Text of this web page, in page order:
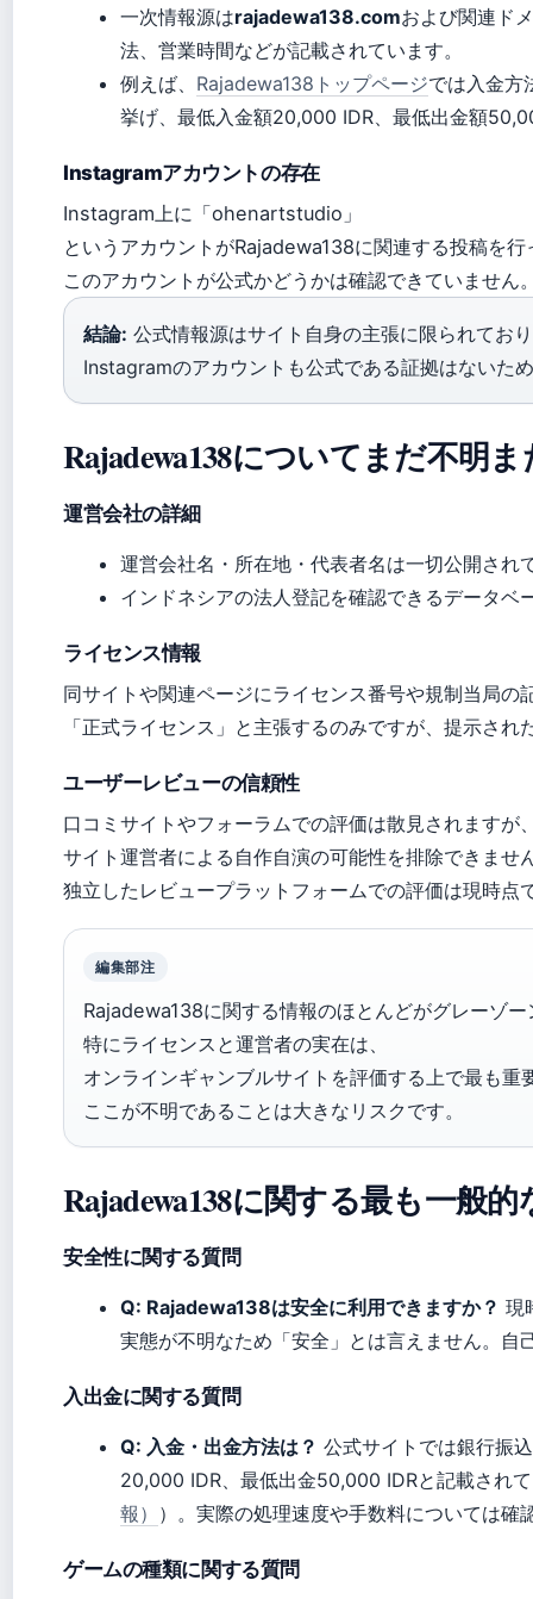
一次情報源はrajadewa138.comおよび関連ド
法、営業時間などが記載されています。
例えば、 Rajadewa138トップページでは入金方
挙げ、最低入金額20,000 IDR、最低出金額
Instagramアカウントの存在
Instagram上に「ohenartstudio」
というアカウントがRajadewa138に関連する投稿を
このアカウントが公式かどうかは確認できていません
結論: 公式情報源はサイト自身の主張に限られてお
Instagramのアカウントも公式である証拠はないた
Rajadewa138についてまだ不明
運営会社の詳細
運営会社名・所在地・代表者名は一切公開され
インドネシアの法人登記を確認できるデータ
ライセンス情報
同サイトや関連ページにライセンス番号や規制当局の
「正式ライセンス」と主張するのみですが、提示さ
ユーザーレビューの信頼性
口コミサイトやフォーラムでの評価は散見されますが
サイト運営者による自作自演の可能性を排除できませ
独立したレビュープラットフォームでの評価は現時点
編集部注
Rajadewa138に関する情報のほとんどがグレーゾ
特にライセンスと運営者の実在は、
オンラインギャンブルサイトを評価する上で最も重
ここが不明であることは大きなリスクです。
Rajadewa138に関する最も一般
安全性に関する質問
Q: Rajadewa138は安全に利用できますか？ 現
実態が不明なため「安全」とは言えません。自
入出金に関する質問
Q: 入金・出金方法は？ 公式サイトでは銀行振
20,000 IDR、最低出金50,000 IDRと記載され
報） ）。実際の処理速度や手数料については確
ゲームの種類に関する質問